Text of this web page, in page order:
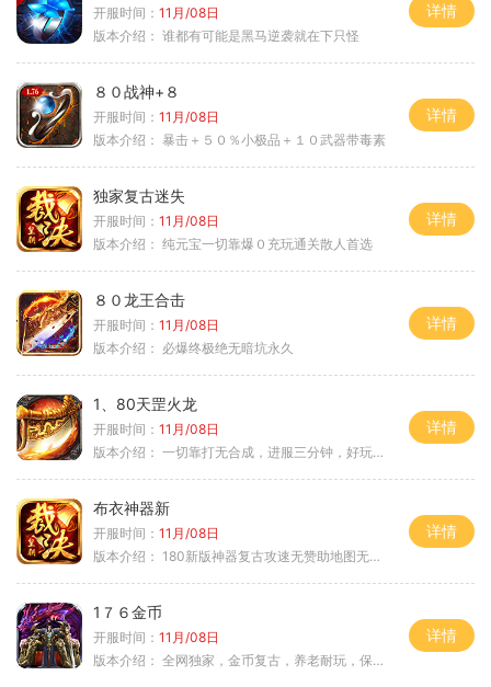
开服时间： 11月/08日
版本介绍： 谁都有可能是黑马逆袭就在下只怪
详情
８０战神+８
开服时间： 11月/08日
版本介绍： 暴击＋５０％小极品＋１０武器带毒素
详情
独家复古迷失
开服时间： 11月/08日
版本介绍： 纯元宝一切靠爆０充玩通关散人首选
详情
８０龙王合击
开服时间： 11月/08日
版本介绍： 必爆终极绝无暗坑永久
详情
1、80天罡火龙
开服时间： 11月/08日
版本介绍： 一切靠打无合成，进服三分钟，好玩一整年。
详情
布衣神器新
开服时间： 11月/08日
版本介绍： 180新版神器复古攻速无赞助地图无排行
详情
1７６金币
开服时间： 11月/08日
版本介绍： 全网独家，金币复古，养老耐玩，保底回収
详情